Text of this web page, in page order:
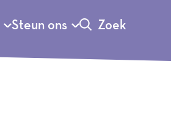
Steun ons Zoek